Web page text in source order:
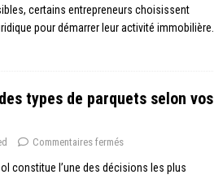
certains entrepreneurs choisissent
pour démarrer leur activité immobilière.
types de parquets selon vos
Commentaires fermés
constitue l’une des décisions les plus